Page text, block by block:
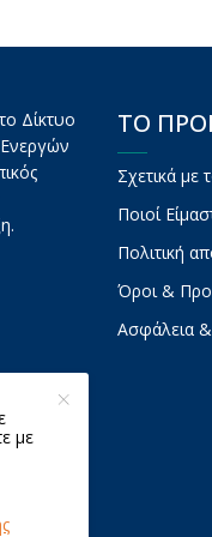
Δίκτυο
ΤΟ
Σχετικά με
Ποιοί
Πολιτική
Όροι &
Ασφάλεια
με